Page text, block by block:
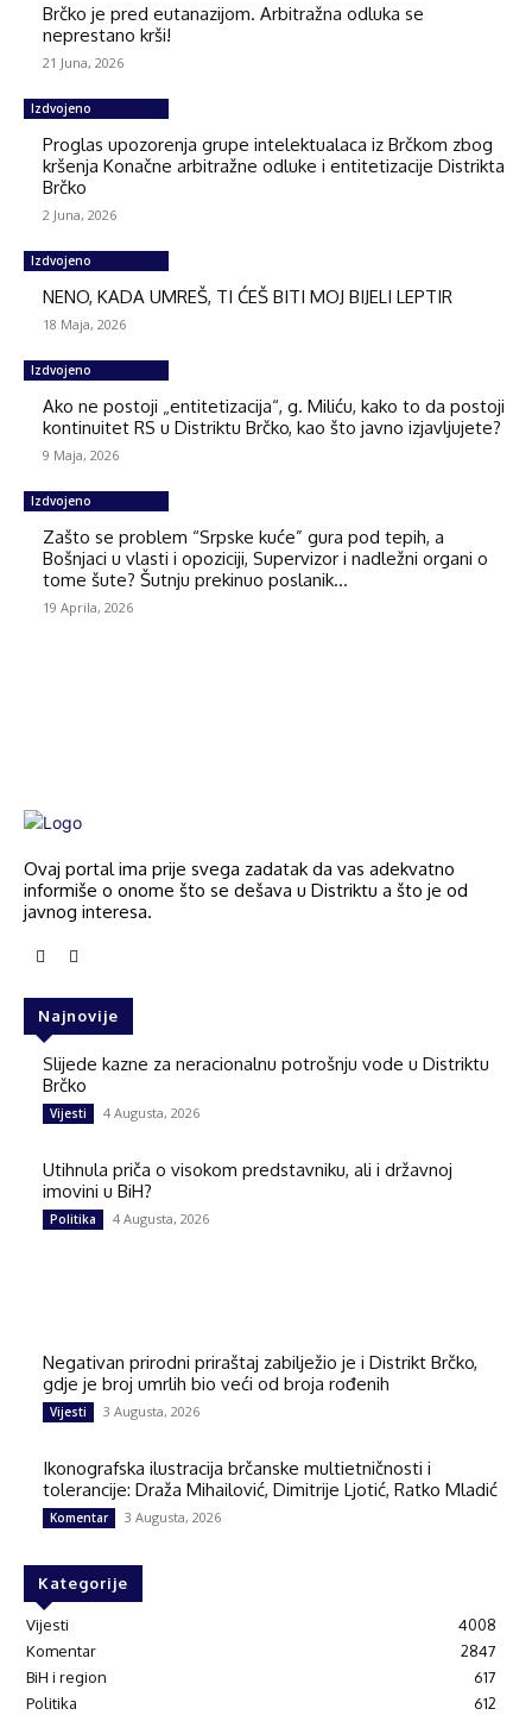
Brčko je pred eutanazijom. Arbitražna odluka se
neprestano krši!
21 Juna, 2026
Izdvojeno
Proglas upozorenja grupe intelektualaca iz Brčkom zbog
kršenja Konačne arbitražne odluke i entitetizacije Distrikta
Brčko
2 Juna, 2026
Izdvojeno
NENO, KADA UMREŠ, TI ĆEŠ BITI MOJ BIJELI LEPTIR
18 Maja, 2026
Izdvojeno
Ako ne postoji „entitetizacija“, g. Miliću, kako to da postoji
kontinuitet RS u Distriktu Brčko, kao što javno izjavljujete?
9 Maja, 2026
Izdvojeno
Zašto se problem “Srpske kuće” gura pod tepih, a
Bošnjaci u vlasti i opoziciji, Supervizor i nadležni organi o
tome šute? Šutnju prekinuo poslanik...
19 Aprila, 2026
Ovaj portal ima prije svega zadatak da vas adekvatno
informiše o onome što se dešava u Distriktu a što je od
javnog interesa.
Najnovije
Slijede kazne za neracionalnu potrošnju vode u Distriktu
Brčko
Vijesti 4 Augusta, 2026
Utihnula priča o visokom predstavniku, ali i državnoj
imovini u BiH?
Politika 4 Augusta, 2026
Negativan prirodni priraštaj zabilježio je i Distrikt Brčko,
gdje je broj umrlih bio veći od broja rođenih
Vijesti 3 Augusta, 2026
Ikonografska ilustracija brčanske multietničnosti i
tolerancije: Draža Mihailović, Dimitrije Ljotić, Ratko Mladić
Komentar 3 Augusta, 2026
Kategorije
Vijesti
4008
Komentar
2847
BiH i region
617
Politika
612